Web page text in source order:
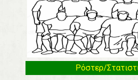
Ρόστερ/